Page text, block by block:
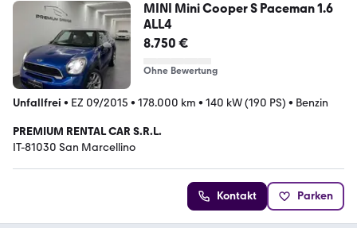
MINI Mini Cooper S Paceman 1.6
ALL4
8.750 €
Ohne Bewertung
Unfallfrei • EZ 09/2015 • 178.000 km • 140 kW (190 PS) • Benzin
PREMIUM RENTAL CAR S.R.L.
IT-81030 San Marcellino
Kontakt Parken